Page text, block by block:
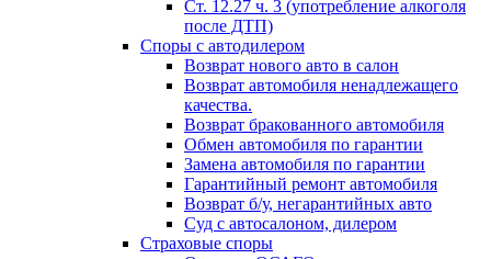
Ст. 12.27 ч. 3 (употребление алкоголя
после ДТП)
Споры с автодилером
Возврат нового авто в салон
Возврат автомобиля ненадлежащего
качества.
Возврат бракованного автомобиля
Обмен автомобиля по гарантии
Замена автомобиля по гарантии
Гарантийный ремонт автомобиля
Возврат б/у, негарантийных авто
Суд с автосалоном, дилером
Страховые споры